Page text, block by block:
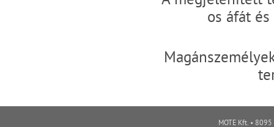
os áfát
MOTE Kft. •